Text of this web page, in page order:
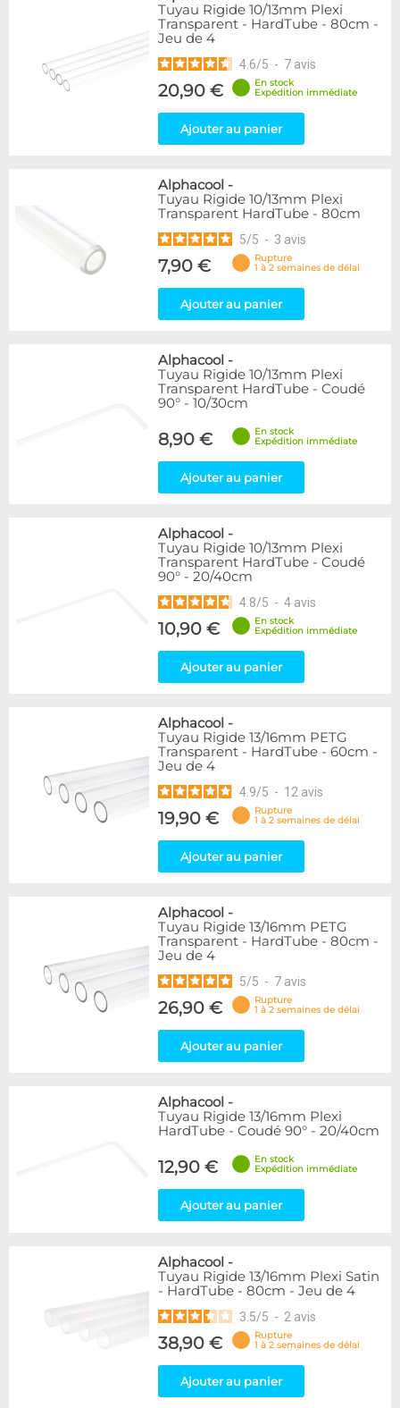
Tuyau Rigide 10/13mm Plexi
Transparent - HardTube - 80cm -
Jeu de 4
4.6/5 - 7 avis
20,90 €
En stock
Expédition immédiate
Ajouter au panier
Alphacool -
Tuyau Rigide 10/13mm Plexi
Transparent HardTube - 80cm
5/5 - 3 avis
7,90 €
Rupture
1 à 2 semaines de délai
Ajouter au panier
Alphacool -
Tuyau Rigide 10/13mm Plexi
Transparent HardTube - Coudé
90° - 10/30cm
8,90 €
En stock
Expédition immédiate
Ajouter au panier
Alphacool -
Tuyau Rigide 10/13mm Plexi
Transparent HardTube - Coudé
90° - 20/40cm
4.8/5 - 4 avis
10,90 €
En stock
Expédition immédiate
Ajouter au panier
Alphacool -
Tuyau Rigide 13/16mm PETG
Transparent - HardTube - 60cm -
Jeu de 4
4.9/5 - 12 avis
19,90 €
Rupture
1 à 2 semaines de délai
Ajouter au panier
Alphacool -
Tuyau Rigide 13/16mm PETG
Transparent - HardTube - 80cm -
Jeu de 4
5/5 - 7 avis
26,90 €
Rupture
1 à 2 semaines de délai
Ajouter au panier
Alphacool -
Tuyau Rigide 13/16mm Plexi
HardTube - Coudé 90° - 20/40cm
12,90 €
En stock
Expédition immédiate
Ajouter au panier
Alphacool -
Tuyau Rigide 13/16mm Plexi Satin
- HardTube - 80cm - Jeu de 4
3.5/5 - 2 avis
38,90 €
Rupture
1 à 2 semaines de délai
Ajouter au panier